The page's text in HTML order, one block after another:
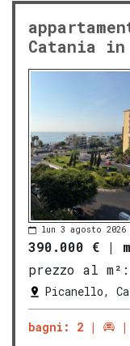
Catania
lun 3 agosto 2026
390.000 € |
prezzo al m²:
Picanello,
bagni: 2